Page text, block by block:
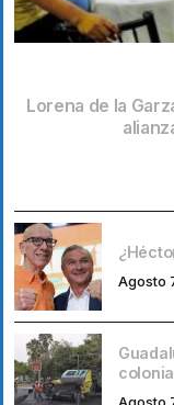
Lorena de la
Agosto